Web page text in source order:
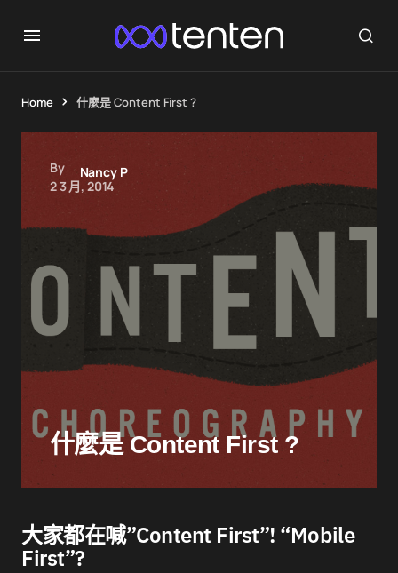
Home 什麼是 Content First ?
By
Nancy P
2 3 月, 2014
什麼是 Content First ?
大家都在喊”Content First”! “Mobile
First”?